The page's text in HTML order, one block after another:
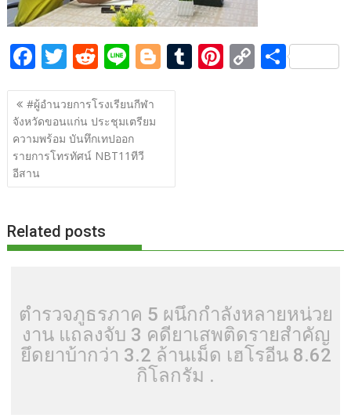
F
ac
e
b
o
o
T
w
itt
er
R
e
d
di
t
Li
n
e
Bl
o
T Pi C S
แนะแนว
เรื่อง
#ผู้อำนวยการโรงเรียนกีฬา
จังหวัดขอนแก่น ประชุมเตรียม
ความพร้อม บันทึกเทปออก
รายการโทรทัศน์ NBT11ทีวี
อีสาน
Related posts
ตำรวจภูธรภาค 5 ผนึกกำลังหลายหน่วย
งาน แถลงจับ 3 คดียาเสพติดรายสำคัญ
ยึดยาบ้ากว่า 3.2 ล้านเม็ด เฮโรอีน 8.62
กิโลกรัม .